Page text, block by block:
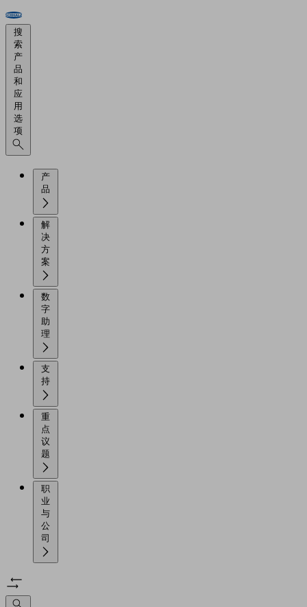
搜
索
产
品
和
应
用
选
项
产
解
决
方
数
字
助
支
重
点
议
职
业
与
公